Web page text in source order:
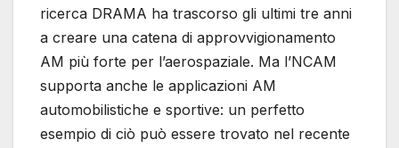
ricerca DRAMA ha trascorso gli ultimi tre anni
a creare una catena di approvvigionamento
AM più forte per l’aerospaziale. Ma l’NCAM
supporta anche le applicazioni AM
automobilistiche e sportive: un perfetto
esempio di ciò può essere trovato nel recente